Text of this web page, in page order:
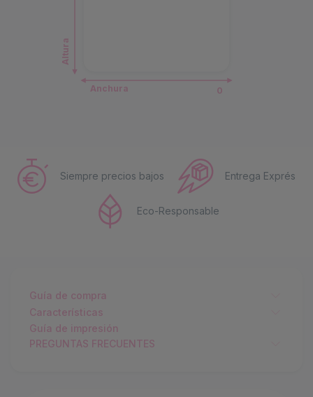
Altura
Anchura 0
Siempre precios bajos Entrega Exprés
Eco-Responsable
Guía de compra
Características
Guía de impresión
PREGUNTAS FRECUENTES